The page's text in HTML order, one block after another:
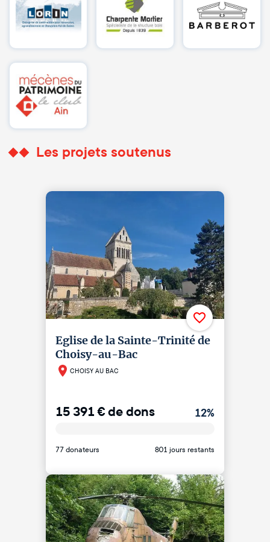
Les projets soutenus
Eglise de la Sainte-Trinité de
Choisy-au-Bac
CHOISY AU BAC
15 391€de dons 12%
77 donateurs 801 jours restants